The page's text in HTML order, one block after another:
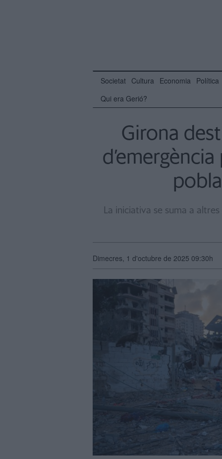
Societat Cultura Economia Política
Qui era Gerió?
Girona
La iniciativa se suma a
Dimecres, 1 d'octubre de 2025 09:30h